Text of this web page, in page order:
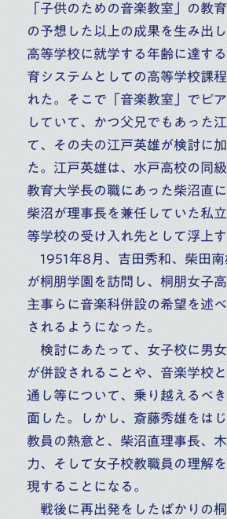
「子供のための音楽教室」の教
の予想した以上の成果を生み出
高等学校に就学する年齢に達す
育システムとしての高等学校課
れた。そこで「音楽教室」でピ
していて、かつ父兄でもあった
て、その夫の江戸英雄が検討に
た。江戸英雄は、水戸高校の同
教育大学長の職にあった柴沼直
柴沼が理事長を兼任していた私
等学校の受け入れ先として浮上
1951年8月、吉田秀和、柴田南
が桐朋学園を訪問し、桐朋女子
主事らに音楽科併設の希望を述
されるようになった。
検討にあたって、女子校に男
が併設されることや、音楽学校
通し等について、乗り越えるべ
面した。しかし、斎藤秀雄をは
教員の熱意と、柴沼直理事長、
力、そして女子校教職員の理解
現することになる。
戦後に再出発をしたばかりの